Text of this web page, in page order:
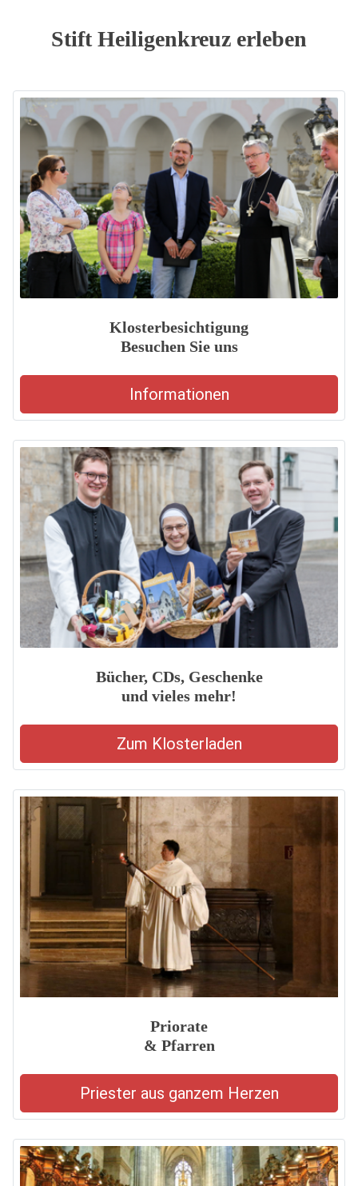
Stift Heiligenkreuz erleben
Klosterbesichtigung
Besuchen Sie uns
Informationen
Bücher, CDs, Geschenke
und vieles mehr!
Zum Klosterladen
Priorate
& Pfarren
Priester aus ganzem Herzen